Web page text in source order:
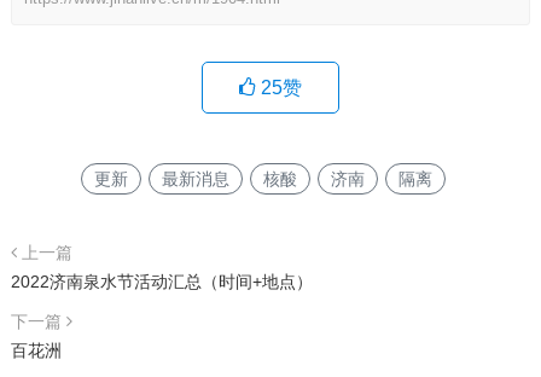
25赞
更新 最新消息 核酸 济南 隔离
上一篇
2022济南泉水节活动汇总（时间+地点）
下一篇
百花洲